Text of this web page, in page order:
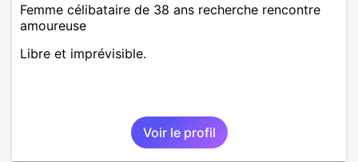
Femme célibataire de 38 ans recherche rencontre
amoureuse
Libre et imprévisible.
Voir le profil